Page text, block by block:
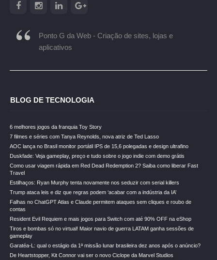
Ponto G da Web - Criação de sites, lojas e
aplicativos
BLOG DE TECNOLOGIA
6 melhores jogos da franquia Toy Story
7 filmes e séries com Tanya Reynolds, nova atriz de Ted Lasso
AOC lança no Brasil monitor portátil IPS de 15,6 polegadas e design ultrafino
Duskfade: Veja gameplay, preço e tudo sobre o jogo indie com demo grátis
Como usar viagem rápida em Red Dead Redemption 2? Saiba como liberar Fast
Travel
Estilhaços: Ryan Murphy tenta novamente nos seduzir com serial killers
Trump ataca leis e diz que regras podem ‘acabar com a indústria da IA’
Falhas no ChatGPT Atlas e Claude permitem ataques sem cliques e roubo de
contas
Resident Evil Requiem e mais jogos para Switch com até 90% OFF na eShop
Tiros e bombas só no virtual! Maior navio de guerra LATAM ganha sessões de
gameplay
Garatéa-L: qual o estágio da 1ª missão lunar brasileira dez anos após o anúncio?
De Heartstopper, Kit Connor vai ser o novo Ciclope da Marvel Studios